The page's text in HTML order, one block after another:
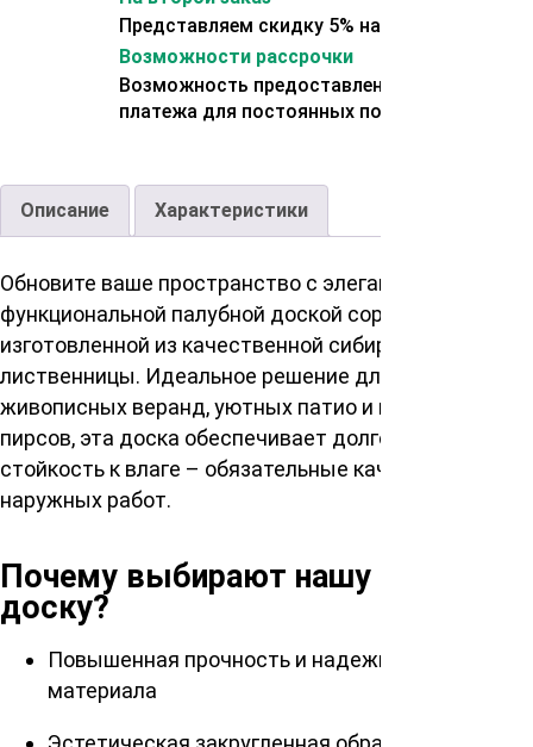
Представляем скидку 5% на второй заказ
Возможности рассрочки
Возможность предоставления отсрочки
платежа для постоянных покупателей.
Описание Характеристики
Обновите ваше пространство с элегантной и
функциональной палубной доской сорт ВС,
изготовленной из качественной сибирской
лиственницы. Идеальное решение для создания
живописных веранд, уютных патио и изящных
пирсов, эта доска обеспечивает долговечность и
стойкость к влаге – обязательные качества для
наружных работ.
Почему выбирают нашу палубную
доску?
Повышенная прочность и надежность
материала